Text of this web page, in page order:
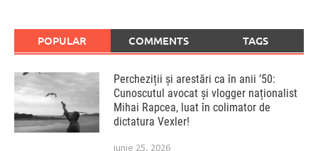
POPULAR COMMENTS TAGS
Percheziții și arestări ca în anii ’50:
Cunoscutul avocat și vlogger naționalist
Mihai Rapcea, luat în colimator de
dictatura Vexler!
iunie 25, 2026